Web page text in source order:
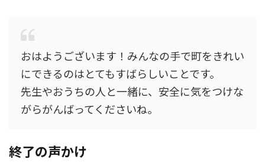
おはようございます！みんなの手で町をきれい
にできるのはとてもすばらしいことです。
先生やおうちの人と一緒に、安全に気をつけな
がらがんばってくださいね。
終了の声かけ